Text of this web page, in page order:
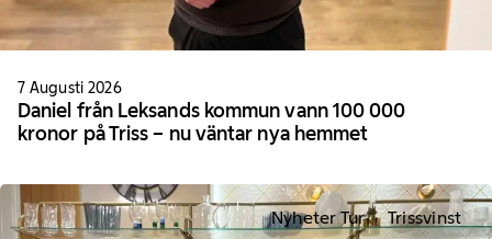
7 Augusti 2026
Daniel från Leksands kommun vann 100 000
kronor på Triss – nu väntar nya hemmet
Nyheter Tur Trissvinst